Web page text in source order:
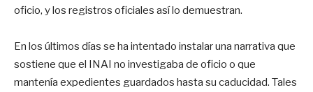
oficio, y los registros oficiales así lo demuestran.
En los últimos días se ha intentado instalar una narrativa que
sostiene que el INAI no investigaba de oficio o que
mantenía expedientes guardados hasta su caducidad. Tales